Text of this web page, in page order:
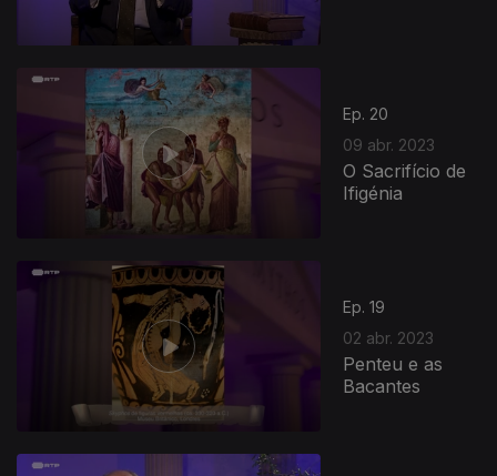
Ep. 20
09 abr. 2023
O Sacrifício de
Ifigénia
Ep. 19
02 abr. 2023
Penteu e as
Bacantes